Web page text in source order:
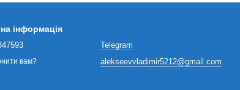
інформація
вам?
Telegram
alekseevvladimir5212@gmail.com